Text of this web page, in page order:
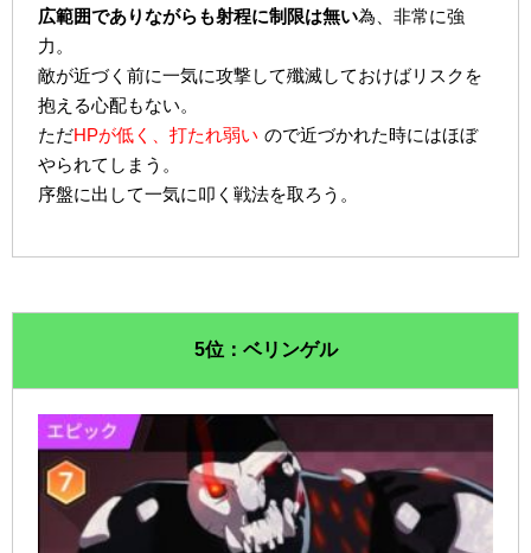
広範囲でありながらも射程に制限は無い為、非常に強
力。
敵が近づく前に一気に攻撃して殲滅しておけばリスクを
抱える心配もない。
ただHPが低く、打たれ弱い ので近づかれた時にはほぼ
やられてしまう。
序盤に出して一気に叩く戦法を取ろう。
5位：ベリンゲル